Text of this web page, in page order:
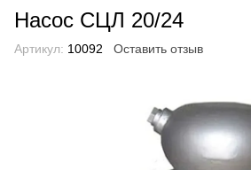
Насос СЦЛ 20/24
Артикул: 10092 Оставить отзыв